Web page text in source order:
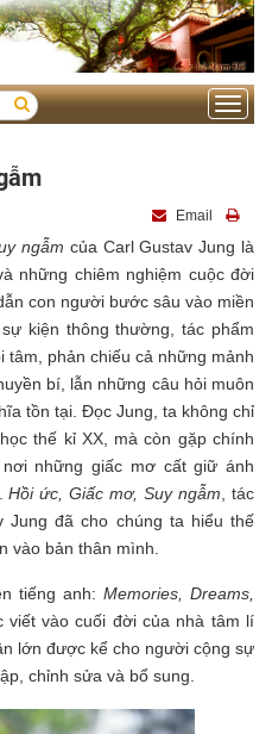
Toggle
Email
ngẫm của Carl Gustav Jung là
những chiêm nghiệm cuộc đời
con người bước sâu vào miền
kiện thông thường, tác phẩm
phản chiếu cả những mảnh
bí, lẫn những câu hỏi muôn
tồn tại. Đọc Jung, ta không chỉ
thế kỉ XX, mà còn gặp chính
những giấc mơ cất giữ ánh
Hồi ức, Giấc mơ, Suy ngẫm, tác
Jung đã cho chúng ta hiểu thế
vào bản thân mình.
tiếng anh:Memories, Dreams,
viết vào cuối đời của nhà tâm lí
lớn được kể cho người cộng sự
chỉnh sửa và bổ sung.